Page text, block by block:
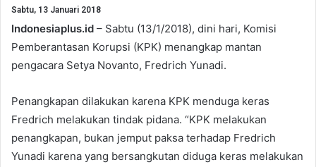
Sabtu, 13 Januari 2018
Indonesiaplus.id – Sabtu (13/1/2018), dini hari, Komisi
Pemberantasan Korupsi (KPK) menangkap mantan
pengacara Setya Novanto, Fredrich Yunadi.
Penangkapan dilakukan karena KPK menduga keras
Fredrich melakukan tindak pidana. “KPK melakukan
penangkapan, bukan jemput paksa terhadap Fredrich
Yunadi karena yang bersangkutan diduga keras melakukan